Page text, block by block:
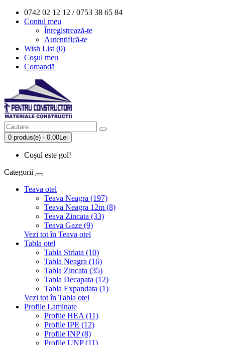
0742 02 12 12 / 0753 38 65 84
Contul meu
Înregistrează-te
Autentifică-te
Wish List (0)
Coşul meu
Comandă
0 produs(e) - 0,00Lei
Coșul este gol!
Categorii
Teava otel
Teava Neagra (197)
Teava Neagra 12m (8)
Teava Zincata (33)
Teava Gaze (9)
Vezi tot în Teava otel
Tabla otel
Tabla Striata (10)
Tabla Neagra (16)
Tabla Zincata (35)
Tabla Decapata (12)
Tabla Expandata (1)
Vezi tot în Tabla otel
Profile Laminate
Profile HEA (11)
Profile IPE (12)
Profile INP (8)
Profile UNP (11)